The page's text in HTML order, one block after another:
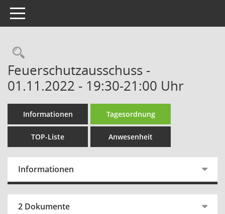
Toggle navigation
Rechercheauswahl
Feuerschutzausschuss -
01.11.2022 - 19:30-21:00 Uhr
Informationen Tagesordnung
TOP-Liste Anwesenheit
Informationen
2 Dokumente